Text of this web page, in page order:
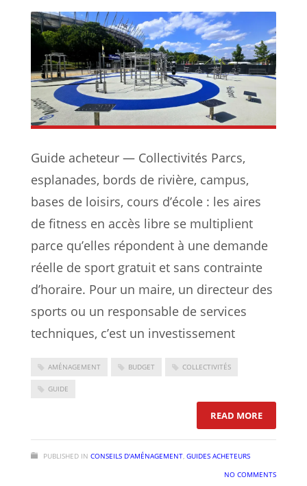
Guide acheteur — Collectivités Parcs,
esplanades, bords de rivière, campus,
bases de loisirs, cours d’école : les aires
de fitness en accès libre se multiplient
parce qu’elles répondent à une demande
réelle de sport gratuit et sans contrainte
d’horaire. Pour un maire, un directeur des
sports ou un responsable de services
techniques, c’est un investissement
AMÉNAGEMENT BUDGET COLLECTIVITÉS
GUIDE
READ MORE: AIRE DE
PUBLISHED IN CONSEILS D'AMÉNAGEMENT, GUIDES ACHETEURS
NO COMMENTS